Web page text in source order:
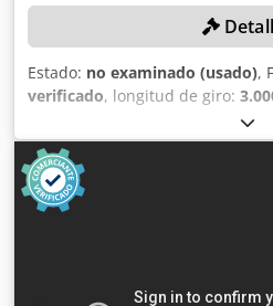
Estado: no examinado (usado),
verificado, longitud de giro:
, peso
del plato de tres garras:310 mm
venta garantizada al mejor
oferta obliga a la recogida en el
entre el 11.05.2026 y el